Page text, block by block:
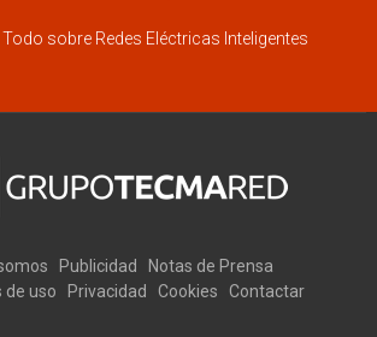
Todo sobre Redes Eléctricas Inteligentes
Publicidad
Notas de Prensa
de uso
Privacidad Cookies Contactar